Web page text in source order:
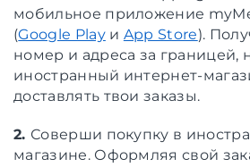
мобильное приложение
(Google Playи App Store).
номер и адреса за границей,
иностранный интернет-
доставлять твои заказы.
2. Соверши покупку в
магазине. Оформляя свой